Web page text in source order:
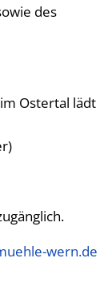
des
im Ostertal lädt
wern.de